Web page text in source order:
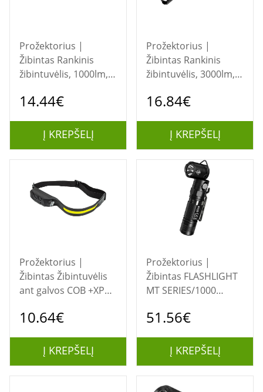
Prožektorius |
Žibintas Rankinis
žibintuvėlis, 1000lm,
įkraunamu
14.44€
Į KREPŠELĮ
Prožektorius |
Žibintas Rankinis
žibintuvėlis, 3000lm,
16.84€
Į KREPŠELĮ
Prožektorius |
Žibintas Žibintuvėlis
ant galvos COB +XPE,
350lm, IPX4, USB-C
10.64€
Į KREPŠELĮ
Prožektorius |
Žibintas FLASHLIGHT
MT SERIES/1000
NITECORE
51.56€
Į KREPŠELĮ